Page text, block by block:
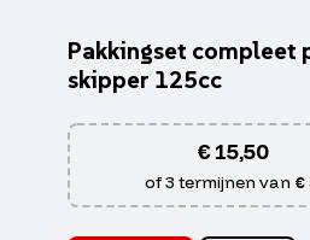
Pakkingset compleet
skipper 125cc
€15,50
of 3 termijnen van €